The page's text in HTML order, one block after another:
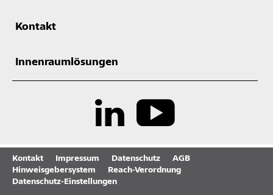
Kontakt
Innenraumlösungen
Kontakt Impressum Datenschutz
AGB
Hinweisgebersystem
Reach-Verordnung
Datenschutz-Einstellungen